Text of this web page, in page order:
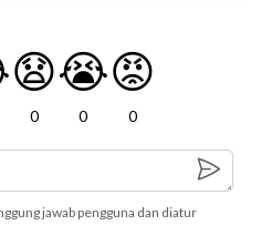
😧
0
😭
0
😡
0
jawab pengguna dan diatur